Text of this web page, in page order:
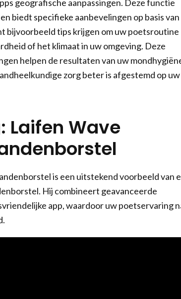
geografische aanpassingen. Deze functie
biedt specifieke aanbevelingen op basis van
bijvoorbeeld tips krijgen om uw poetsroutine
of het klimaat in uw omgeving. Deze
helpen de resultaten van uw
zorg beter is afgestemd op uw
Laifen Wave
is een uitstekend voorbeeld van
Hij combineert geavanceerde
app, waardoor uw poetservaring